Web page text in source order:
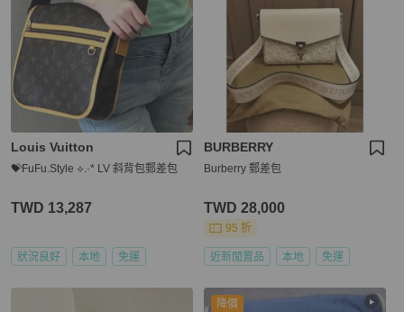
Louis Vuitton
💝FuFu.Style ⟡.·* LV 斜背包郵差包
TWD 13,287
狀況良好 本地 免運
BURBERRY
Burberry 郵差包
TWD 28,000
95 折
近新閒置品 本地 免運
降價